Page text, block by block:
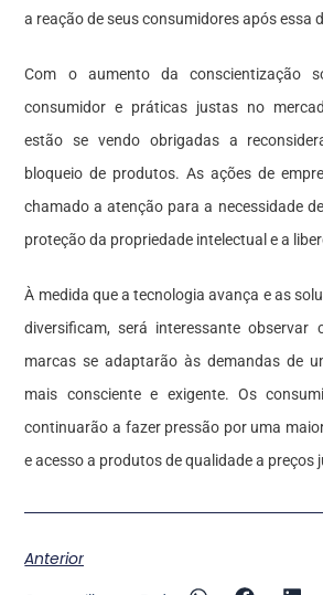
a reação de seus consumidores após essa
Com o aumento da conscientização
consumidor e práticas justas no
estão se vendo obrigadas a
bloqueio de produtos. As ações de
chamado a atenção para a necessidade
proteção da propriedade intelectual e a
À medida que a tecnologia avança e as
diversificam, será interessante
marcas se adaptarão às demandas de
mais consciente e exigente. Os
continuarão a fazer pressão por uma
e acesso a produtos de qualidade a preços
Anterior